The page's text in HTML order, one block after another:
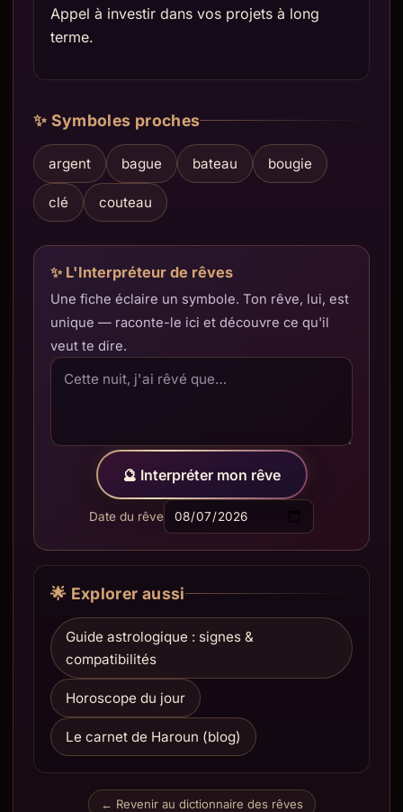
Appel à investir dans vos projets à long
terme.
✨ Symboles proches
argent bague bateau bougie
clé couteau
✨ L'Interpréteur de rêves
Une fiche éclaire un symbole. Ton rêve, lui, est
unique — raconte-le ici et découvre ce qu'il
veut te dire.
🔮 Interpréter mon rêve
Date du rêve
🌟 Explorer aussi
Guide astrologique : signes &
compatibilités
Horoscope du jour
Le carnet de Haroun (blog)
← Revenir au dictionnaire des rêves